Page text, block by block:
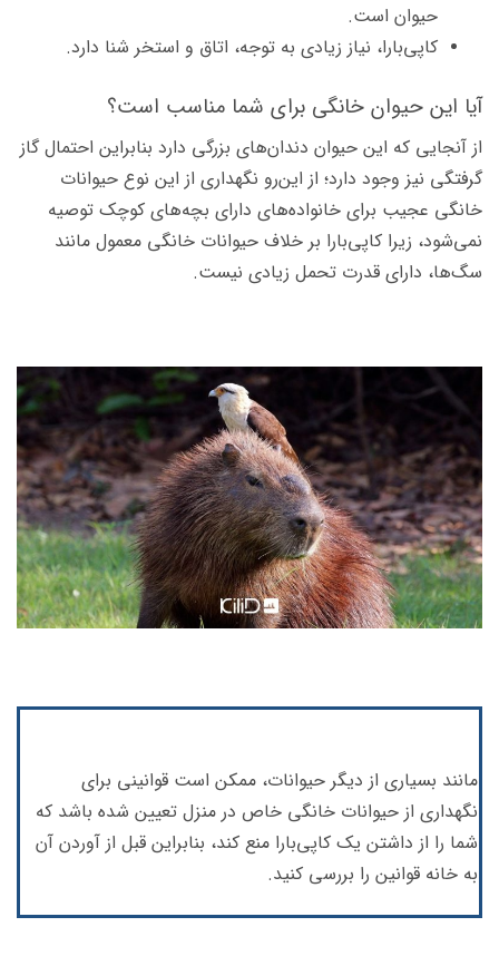
حیوان است.
کاپی‌بارا، نیاز زیادی به توجه، اتاق و استخر شنا دارد.
آیا این حیوان خانگی برای شما مناسب است؟
از آنجایی که این حیوان دندان‌های بزرگی دارد بنابراین احتمال گاز
گرفتگی نیز وجود دارد؛ از این‌رو نگهداری از این نوع حیوانات
خانگی عجیب برای خانواده‌های دارای بچه‌های کوچک توصیه
نمی‌شود، زیرا کاپی‌بارا بر خلاف حیوانات خانگی معمول مانند
سگ‌ها، دارای قدرت تحمل زیادی نیست.
مانند بسیاری از دیگر حیوانات، ممکن است قوانینی برای
نگهداری از حیوانات خانگی خاص در منزل تعیین شده باشد که
شما را از داشتن یک کاپی‌بارا منع کند، بنابراین قبل از آوردن آن
به خانه قوانین را بررسی کنید.